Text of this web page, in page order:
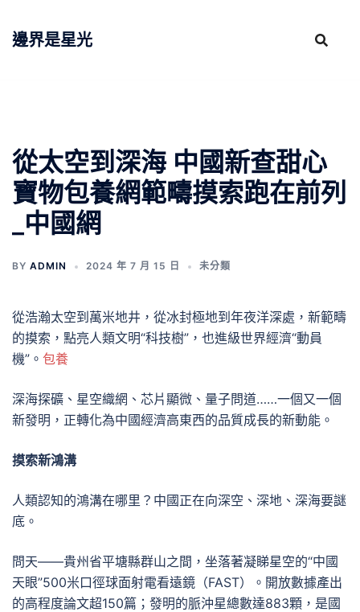
邊界是星光
從太空到深海 中國新查甜心
寶物包養網範疇摸索跑在前列
_中國網
BY ADMIN 2024 年 7 月 15 日 未分類
從浩瀚太空到萬米地井，從冰封極地到年夜洋深處，新範疇
的摸索，點亮人類文明“科技樹”，也進級世界經濟“動員
機”。 包養
深海探礦、星空織網、芯片顯微、量子問道……一個又一個
新發明，正轉化為中國經濟高東西的品質成長的新動能。
摸索新鴻溝
人類認知的鴻溝在哪里？中國正在向深空、深地、深海要謎
底。
問天——貴州省平塘縣群山之間，坐落著凝睇星空的“中國
天眼”500米口徑球面射電看遠鏡（FAST）。開放數據產出
的高程度論文超150篇；發明的脈沖星總數達883顆，是國